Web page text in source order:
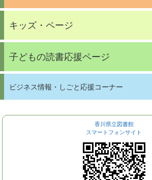
キッズ・ページ
子どもの読書応援ページ
ビジネス情報・しごと応援コーナー
香川県立図書館
スマートフォンサイト